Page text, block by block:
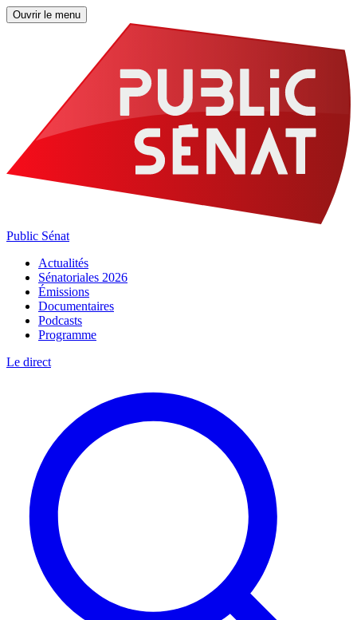
Ouvrir le menu
Public Sénat
Actualités
Sénatoriales 2026
Émissions
Documentaires
Podcasts
Programme
Le direct